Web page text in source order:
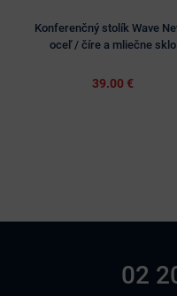
Konferenčný stolík Wave
oceľ / číre a mliečne sklo
39.00 €
02